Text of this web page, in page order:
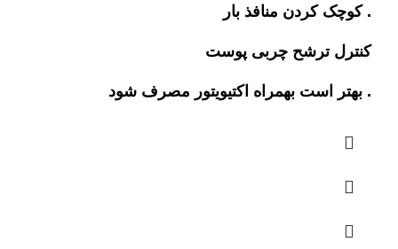
. کوچک کردن منافذ بار
کنترل ترشح چربی پوست
. بهتر است بهمراه اکتیویتور مصرف شود